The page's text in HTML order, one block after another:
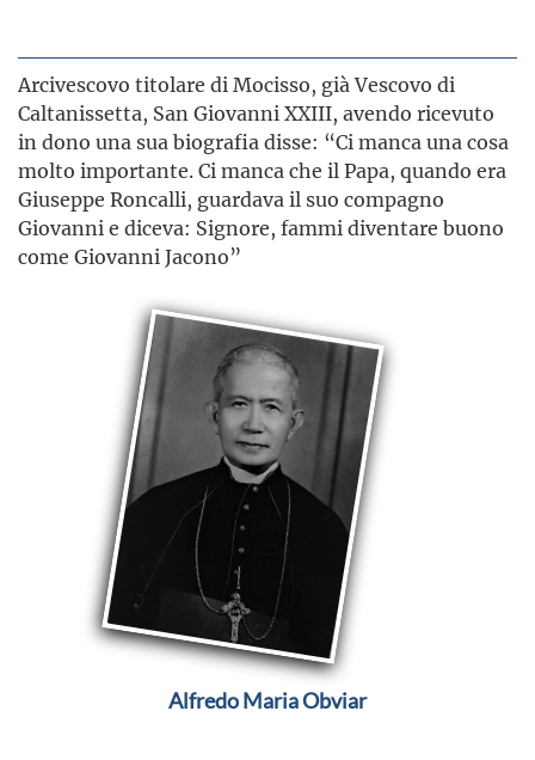
Arcivescovo titolare di Mocisso, già Vescovo di
Caltanissetta, San Giovanni XXIII, avendo ricevuto
in dono una sua biografia disse: “Ci manca una cosa
molto importante. Ci manca che il Papa, quando era
Giuseppe Roncalli, guardava il suo compagno
Giovanni e diceva: Signore, fammi diventare buono
come Giovanni Jacono”
Alfredo Maria Obviar